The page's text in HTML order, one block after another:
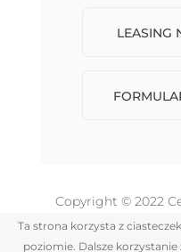
LEASING
Copyright ©2022
Ta strona korzysta z
poziomie. Dalsze korzystanie